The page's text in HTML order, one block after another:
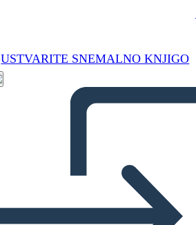
USTVARITE SNEMALNO KNJIGO